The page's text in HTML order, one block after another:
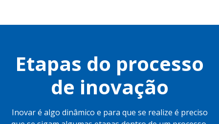
Etapas do processo
de inovação
Inovar é algo dinâmico e para que se realize é preciso